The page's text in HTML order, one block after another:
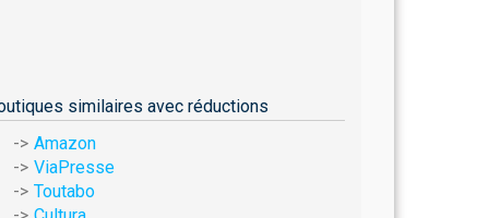
similaires avec réductions
Amazon
ViaPresse
Toutabo